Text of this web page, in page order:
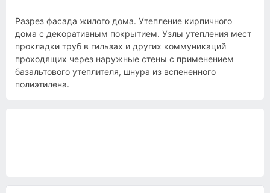
Разрез фасада жилого дома. Утепление кирпичного
дома с декоративным покрытием. Узлы утепления мест
прокладки труб в гильзах и других коммуникаций
проходящих через наружные стены с применением
базальтового утеплителя, шнура из вспененного
полиэтилена.